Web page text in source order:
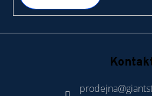
prodejna@